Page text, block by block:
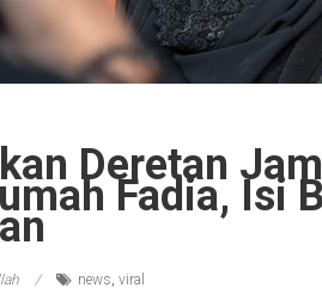
Deretan
Fadia, Isi
news, viral